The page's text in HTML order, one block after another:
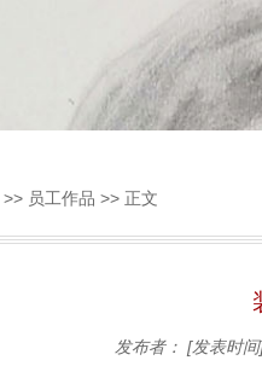
>> 员工作品 >> 正文
发布者： [发表时